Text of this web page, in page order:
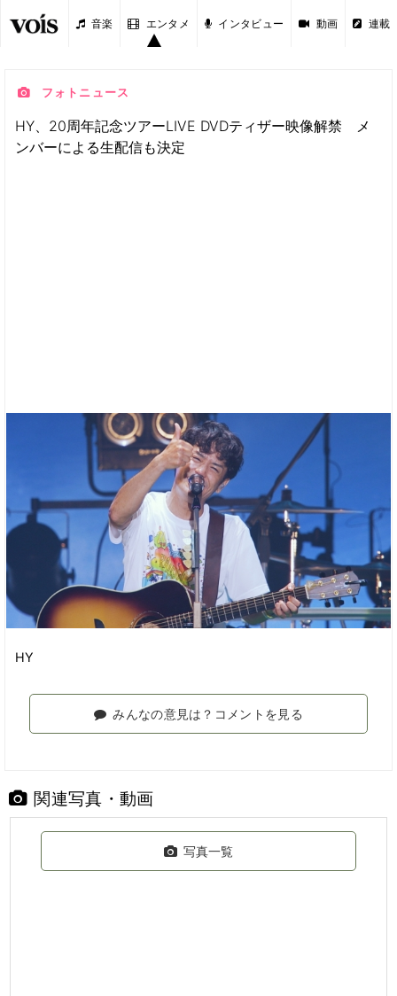
音楽 エンタメ インタビュー 動画 連載
フォトニュース
HY、20周年記念ツアーLIVE DVDティザー映像解禁 メ
ンバーによる生配信も決定
HY
みんなの意見は？コメントを見る
関連写真・動画
写真一覧